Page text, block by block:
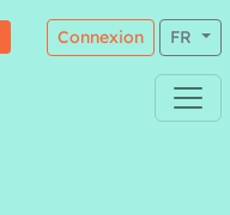
Connexion FR